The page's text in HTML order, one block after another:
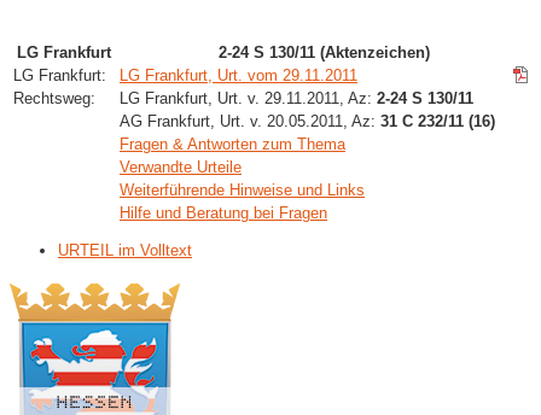
LG Frankfurt
2-24 S 130/11 (Aktenzeichen)
LG Frankfurt:
LG Frankfurt, Urt. vom 29.11.2011
Rechtsweg:
LG Frankfurt, Urt. v. 29.11.2011, Az: 2-24 S 130/11
AG Frankfurt, Urt. v. 20.05.2011, Az: 31 C 232/11 (16)
Fragen & Antworten zum Thema
Verwandte Urteile
Weiterführende Hinweise und Links
Hilfe und Beratung bei Fragen
URTEIL im Volltext